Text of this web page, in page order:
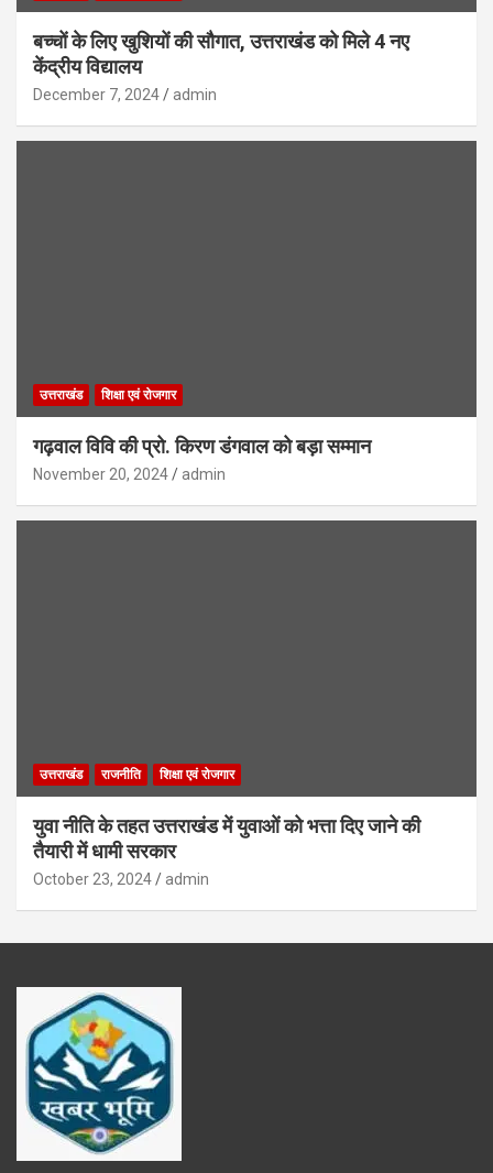
बच्चों के लिए खुशियों की सौगात, उत्तराखंड को मिले 4 नए
केंद्रीय विद्यालय
December 7, 2024 admin
उत्तराखंड शिक्षा एवं रोजगार
गढ़वाल विवि की प्रो. किरण डंगवाल को बड़ा सम्मान
November 20, 2024 admin
उत्तराखंड राजनीति शिक्षा एवं रोजगार
युवा नीति के तहत उत्तराखंड में युवाओं को भत्ता दिए जाने की
तैयारी में धामी सरकार
October 23, 2024 admin